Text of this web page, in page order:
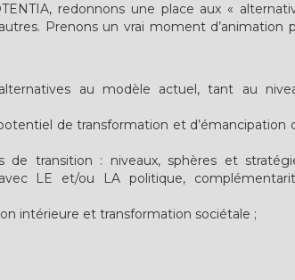
redonnons une place aux «
Prenons un vrai moment d’animation
au modèle actuel, tant au
de transformation et d’émancipation
de transition : niveaux, sphères et
LE et/ou LA politique,
intérieure et transformation sociétale ;